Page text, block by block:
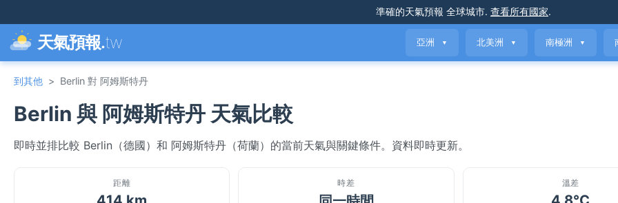
準確的天氣預報 全球城市. 查看所有國家.
天氣預報.tw 亞洲 ▼ 北美洲 ▼ 南極洲 ▼
到其他 > Berlin 對 阿姆斯特丹
Berlin 與 阿姆斯特丹 天氣比較
即時並排比較 Berlin（德國）和 阿姆斯特丹（荷蘭）的當前天氣與關鍵條件。資料即時更新。
距離 時差 溫差